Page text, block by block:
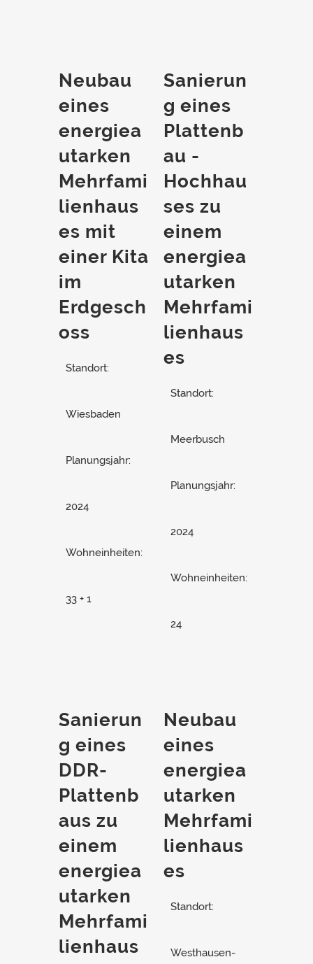
Neubau
eines
energiea
utarken
Mehrfami
lienhaus
es mit
einer Kita
im
Erdgesch
oss
Standort:
Wiesbaden
Planungsjahr:
2024
Wohneinheiten:
33 + 1
Sanierun
g eines
Plattenb
au -
Hochhau
ses zu
einem
energiea
utarken
Mehrfami
lienhaus
es
Standort:
Meerbusch
Planungsjahr:
2024
Wohneinheiten:
24
Sanierun
g eines
DDR-
Plattenb
aus zu
einem
energiea
utarken
Mehrfami
lienhaus
Neubau
eines
energiea
utarken
Mehrfami
lienhaus
es
Standort:
Westhausen-